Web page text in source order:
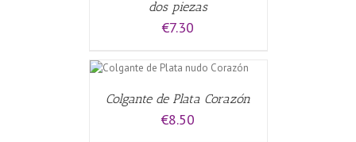
dos piezas
€7.30
Colgante de Plata Corazón
€8.50